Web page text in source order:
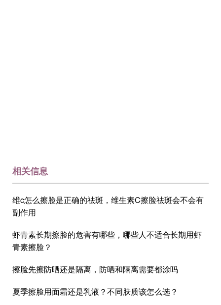
相关信息
维c怎么擦脸是正确的祛斑，维生素C擦脸祛斑会不会有
副作用
虾青素长期擦脸的危害有哪些，哪些人不适合长期用虾
青素擦脸？
擦脸先擦防晒还是隔离，防晒和隔离需要都涂吗
夏季擦脸用面霜还是乳液？不同肤质该怎么选？